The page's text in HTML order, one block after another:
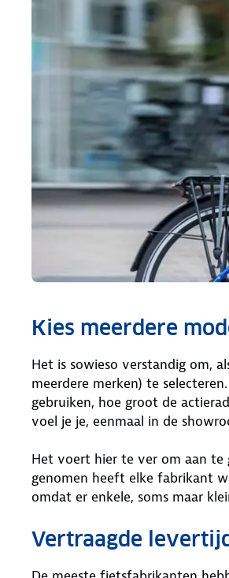
Kies meerdere
Het is sowieso verstandig om,
meerdere merken) te
gebruiken, hoe groot de
voel je je, eenmaal in de
Het voert hier te ver om aan te
genomen heeft elke fabrikant
omdat er enkele, soms maar
Vertraagde